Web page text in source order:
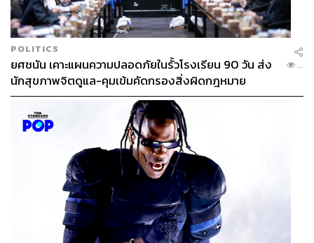
POLITICS
ยศชนัน เคาะแผนความปลอดภัยในรั้วโรงเรียน 90 วัน ส่ง
นักสุขภาพจิตดูแล-คุมเข้มคัดกรองสิ่งผิดกฎหมาย
...